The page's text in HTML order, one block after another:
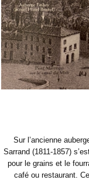
Sur l’ancienne
Sarrand (1811-1857)
pour le grains et le
café ou restaurant.